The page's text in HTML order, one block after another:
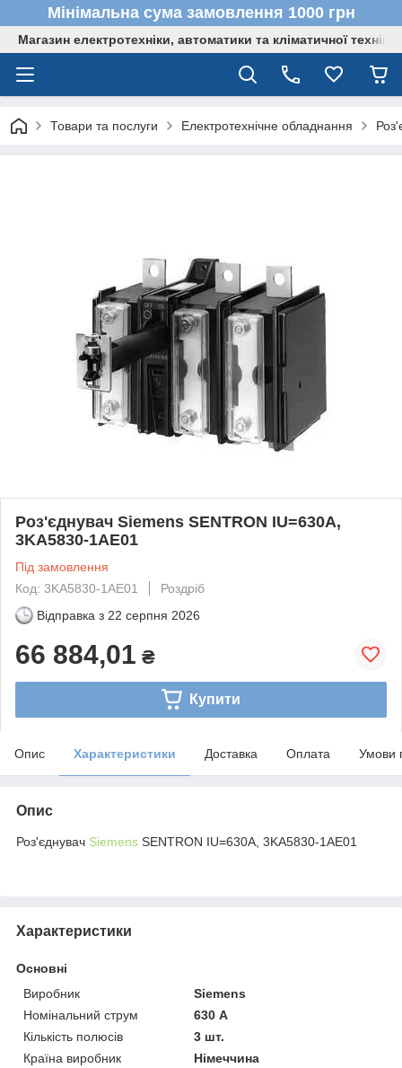
Мінімальна сума замовлення 1000 грн
Магазин електротехніки, автоматики та кліматичної техніки
Товари та послуги Електротехнічне обладнання
Роз'єднувач Siemens SENTRON IU=630A,
3KA5830-1AE01
Під замовлення
Код: 3KA5830-1AE01
Роздріб
Відправка з 22 серпня 2026
66 884,01 ₴
Купити
Опис Характеристики Доставка Оплата Умови
Опис
Роз'єднувач Siemens SENTRON IU=630A, 3KA5830-1AE01
Характеристики
Основні
Виробник
Siemens
Номінальний струм
630 А
Кількість полюсів
3 шт.
Країна виробник
Німеччина